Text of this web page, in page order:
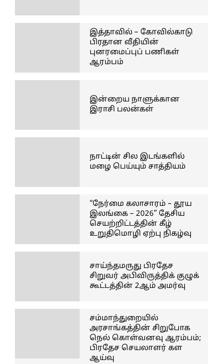
இத்தாவில் – கோவில்காடு
பிரதான வீதியின்
புனரமைப்புப் பணிகள்
ஆரம்பம்
இன்றைய நாளுக்கான
இராசி பலன்கள்
நாட்டின் சில இடங்களில்
மழை பெய்யும் சாத்தியம்
“நேர்மை கலாசாரம் – தூய
இலங்கை – 2026” தேசிய
செயற்றிட்டத்தின் கீழ்
உறுதிமொழி ஏற்பு நிகழ்வு
சாய்ந்தமருது பிரதேச
சிறுவர் அபிவிருத்திக் குழுக்
கூட்டத்தின் 2ஆம் அமர்வு
சம்மாந்துறையில்
அரசாங்கத்தின் சிறுபோக
நெல் கொள்வனவு ஆரம்பம்;
பிரதேச செயலாளர் கள
ஆய்வு